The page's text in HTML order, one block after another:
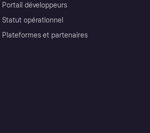
Portail développeurs
Statut opérationnel
Plateformes et partenaires